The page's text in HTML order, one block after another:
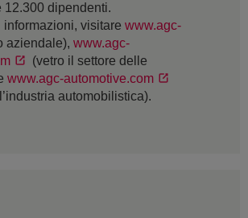
12.300 dipendenti.
informazioni, visitare www.agc-
aziendale), www.agc-
(vetro il settore delle
www.agc-automotive.com
automobilistica).